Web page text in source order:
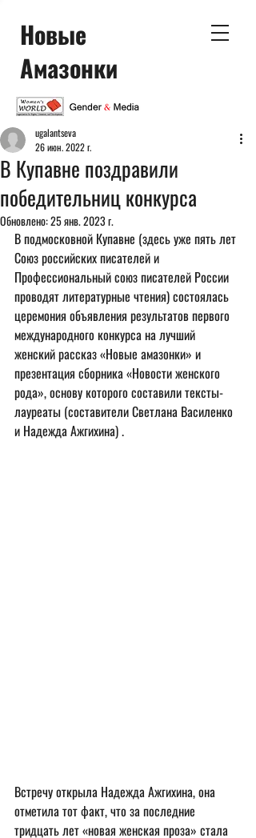
Новые
Амазонки
В Купавне поздравили
победительниц конкурса
ugalantseva
26 июн. 2022 г.
Обновлено:25 янв. 2023 г.
В подмосковной Купавне (здесь уже пять лет
Союз российских писателей и
Профессиональный союз писателей России
проводят литературные чтения) состоялась
церемония объявления результатов первого
международного конкурса на лучший
женский рассказ «Новые амазонки» и
презентация сборника «Новости женского
рода», основу которого составили тексты-
лауреаты (составители Светлана Василенко
и Надежда Ажгихина) .
Встречу открыла Надежда Ажгихина, она
отметила тот факт, что за последние
тридцать лет «новая женская проза» стала